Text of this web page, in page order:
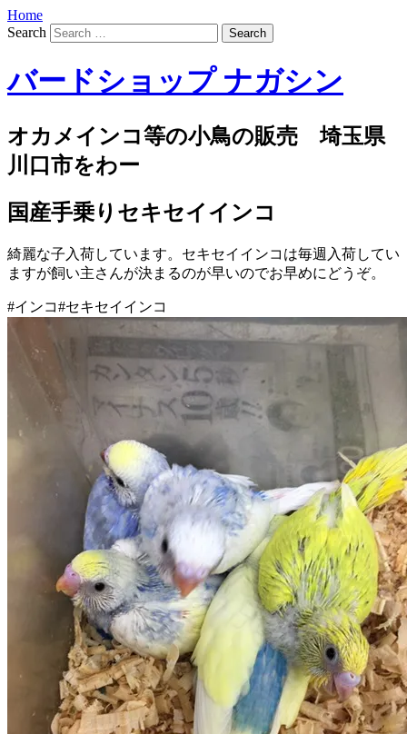
Home
Search
バードショップ ナガシン
オカメインコ等の小鳥の販売 埼玉県
川口市をわー
国産手乗りセキセイインコ
綺麗な子入荷しています。セキセイインコは毎週入荷してい
ますが飼い主さんが決まるのが早いのでお早めにどうぞ。
#インコ#セキセイインコ